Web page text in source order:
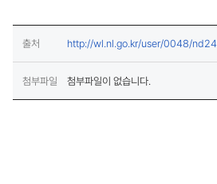
출처
http://wl.nl.go.kr/user/0048/
첨부파일 첨부파일이 없습니다.